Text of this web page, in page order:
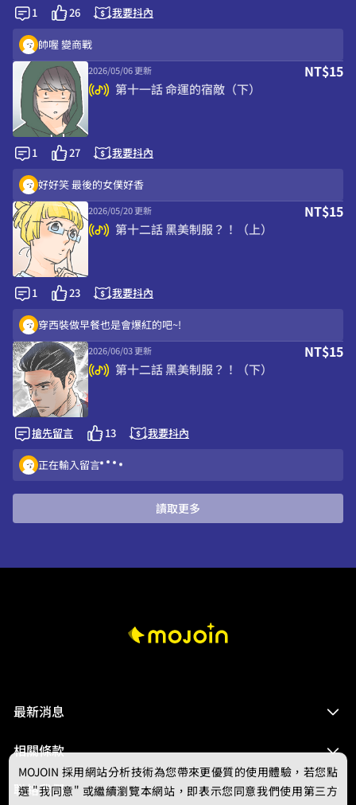
1 26 我要抖內
帥喔 變商戰
2026/05/06 更新 NT$15
第十一話 命運的宿敵（下）
1 27 我要抖內
好好笑 最後的女僕好香
2026/05/20 更新 NT$15
第十二話 黑美制服？！（上）
1 23 我要抖內
穿西裝做早餐也是會爆紅的吧~!
2026/06/03 更新 NT$15
第十二話 黑美制服？！（下）
搶先留言 13 我要抖內
正在輸入留言
讀取更多
最新消息
相關條款
聯絡我們
MOJOIN 採用網站分析技術為您帶來更優質的使用體驗，若您點
選 "我同意" 或繼續瀏覽本網站，即表示您同意我們使用第三方